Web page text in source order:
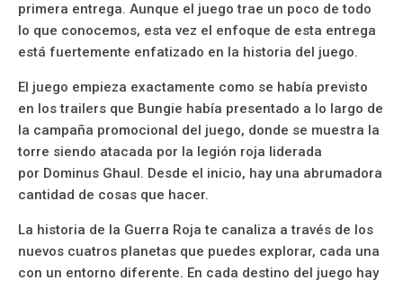
primera entrega. Aunque el juego trae un poco de todo
lo que conocemos, esta vez el enfoque de esta entrega
está fuertemente enfatizado en la historia del juego.
El juego empieza exactamente como se había previsto
en los trailers que Bungie había presentado a lo largo de
la campaña promocional del juego, donde se muestra la
torre siendo atacada por la legión roja liderada
por Dominus Ghaul. Desde el inicio, hay una abrumadora
cantidad de cosas que hacer.
La historia de la Guerra Roja te canaliza a través de los
nuevos cuatros planetas que puedes explorar, cada una
con un entorno diferente. En cada destino del juego hay